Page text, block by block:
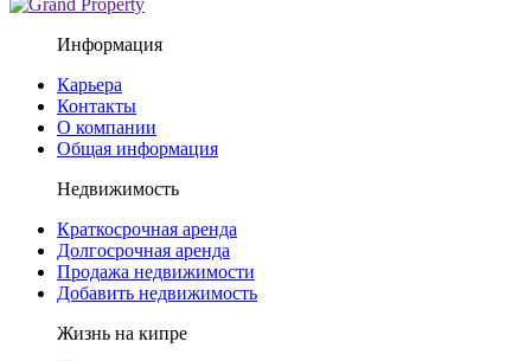
Информация
Карьера
Контакты
О компании
Общая информация
Недвижимость
Краткосрочная аренда
Долгосрочная аренда
Продажа недвижимости
Добавить недвижимость
Жизнь на кипре